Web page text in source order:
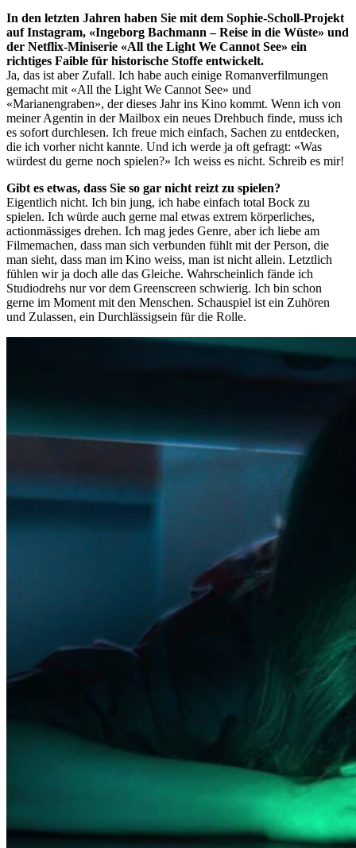
In den letzten Jahren haben Sie mit dem Sophie-Scholl-Projekt
auf Instagram, «Ingeborg Bachmann – Reise in die Wüste» und
der Netflix-Miniserie «All the Light We Cannot See» ein
richtiges Faible für historische Stoffe entwickelt.
Ja, das ist aber Zufall. Ich habe auch einige Romanverfilmungen
gemacht mit «All the Light We Cannot See» und
«Marianengraben», der dieses Jahr ins Kino kommt. Wenn ich von
meiner Agentin in der Mailbox ein neues Drehbuch finde, muss ich
es sofort durchlesen. Ich freue mich einfach, Sachen zu entdecken,
die ich vorher nicht kannte. Und ich werde ja oft gefragt: «Was
würdest du gerne noch spielen?» Ich weiss es nicht. Schreib es mir!
Gibt es etwas, dass Sie so gar nicht reizt zu spielen?
Eigentlich nicht. Ich bin jung, ich habe einfach total Bock zu
spielen. Ich würde auch gerne mal etwas extrem körperliches,
actionmässiges drehen. Ich mag jedes Genre, aber ich liebe am
Filmemachen, dass man sich verbunden fühlt mit der Person, die
man sieht, dass man im Kino weiss, man ist nicht allein. Letztlich
fühlen wir ja doch alle das Gleiche. Wahrscheinlich fände ich
Studiodrehs nur vor dem Greenscreen schwierig. Ich bin schon
gerne im Moment mit den Menschen. Schauspiel ist ein Zuhören
und Zulassen, ein Durchlässigsein für die Rolle.